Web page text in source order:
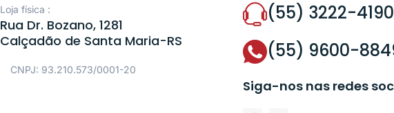
Loja física :
Rua Dr. Bozano, 1281
Calçadão de Santa Maria-RS
CNPJ: 93.210.573/0001-20
(55) 3222-4190
(55) 9600-
Siga-nos nas redes